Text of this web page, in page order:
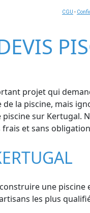
CGU -
projet qui
la piscine, mais
sur Kertugal.
et sans
une
les plus